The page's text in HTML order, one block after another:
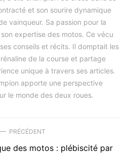
et son sourire dynamique
vainqueur. Sa passion pour la
expertise des motos. Ce vécu
conseils et récits. Il domptait les
de la course et partage
unique à travers ses articles.
apporte une perspective
le monde des deux roues.
PRÉCÉDENT
des motos : plébiscité par